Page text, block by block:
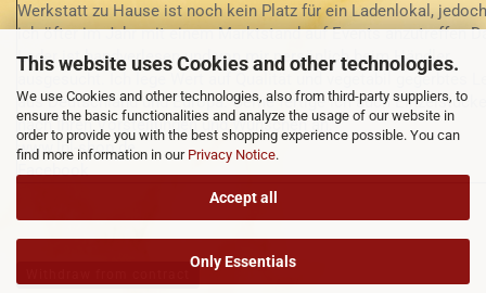
This website uses Cookies and other technologies.
We use Cookies and other technologies, also from third-party suppliers, to
ensure the basic functionalities and analyze the usage of our website in
order to provide you with the best shopping experience possible. You can
find more information in our Privacy Notice.
Accept all
Only Essentials
Werkstatt zu Hause ist noch kein Platz für ein Ladenlokal,
ich öfter im Jahr mit einem Marktstand auf Events anzutreffen
Leder ist handverlesen und von mir persönlich beim Händler
ausgesucht. Ich lege Wert auf Qualität und vegetabil gegerbtes
aus Deutschland und Europa. Gerne fertige ich auch Einzelstücke
nach Ihren Vorstellungen und Wünschen an.
www.lpl-shop.de
Facebook